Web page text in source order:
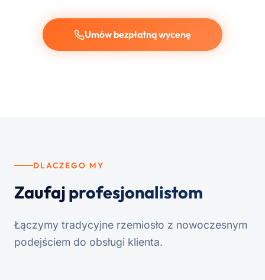
Umów bezpłatną wycenę
DLACZEGO MY
Zaufajprofesjonalistom
Łączymy tradycyjne rzemiosło z nowoczesnym
podejściem do obsługi klienta.